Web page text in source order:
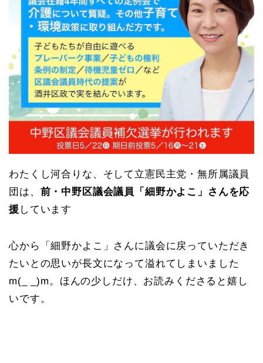
わたくし河合りな、そして立憲民主党・無所属議員
団は、 前・中野区議会議員「細野かよこ」さんを応
援 しています
心から「細野かよこ」さんに議会に戻っていただき
たいとの思いが長文になって溢れてしまいました
m(_ _)m。ほんの少しだけ、お読みくださると嬉し
いです。